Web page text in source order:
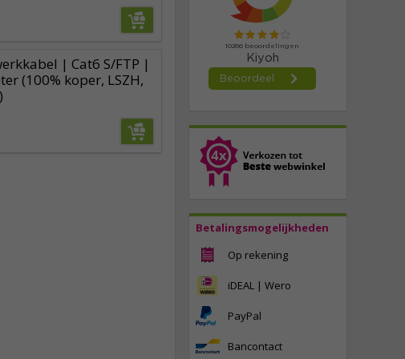
Betalingsmogelijkheden
Op rekening
iDEAL | Wero
PayPal
Bancontact
| Cat6 S/FTP |
(100% koper, LSZH,